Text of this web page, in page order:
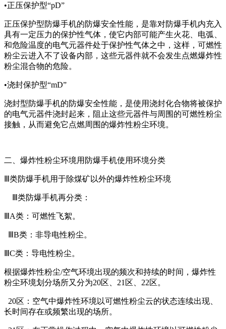
•正压保护型“pD”
正压保护型防爆手机的防爆安全性能，是靠对防爆手机内充入
具有一定压力的保护性气体，使它内部可能产生火花、电弧、
和危险温度的电气元器件处于保护性气体之中，这样，可燃性
粉尘云进入不了设备内部，这些元器件就不会发生点燃爆炸性
粉尘混合物的危险。
•浇封保护型“mD”
浇封型防爆手机的防爆安全性能，是使用浇封化合物将被保护
的电气元器件浇封起来，阻止这些元器件与周围的可燃性粉尘
接触，从而避免它点燃周围的爆炸性粉尘环境。
二、爆炸性粉尘环境用防爆手机使用环境分类
Ⅲ类防爆手机用于除煤矿以外的爆炸性粉尘环境
Ⅲ类防爆手机再分类：
ⅢA类：可燃性飞絮。
ⅢB类：非导电性粉尘。
ⅢC类：导电性粉尘。
根据爆炸性粉尘/空气环境出现的频次和持续的时间，爆炸性
粉尘环境划分场所又分为20区、21区、22区。
20区：空气中爆炸性环境以可燃性粉尘云的状态连续出现、
长时间存在或频繁出现的场所。